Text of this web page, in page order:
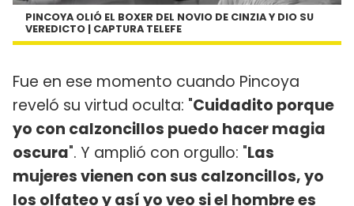
PINCOYA OLIÓ EL BOXER DEL NOVIO DE CINZIA Y DIO SU
VEREDICTO | CAPTURA TELEFE
Fue en ese momento cuando Pincoya
reveló su virtud oculta: "Cuidadito porque
yo con calzoncillos puedo hacer magia
oscura". Y amplió con orgullo: "Las
mujeres vienen con sus calzoncillos, yo
los olfateo y así yo veo si el hombre es